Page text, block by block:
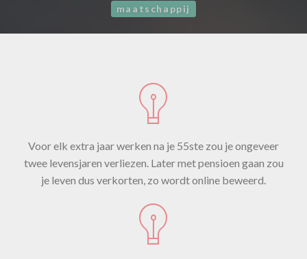
maatschappij
Voor elk extra jaar werken na je 55ste zou je ongeveer
twee levensjaren verliezen. Later met pensioen gaan zou
je leven dus verkorten, zo wordt online beweerd.